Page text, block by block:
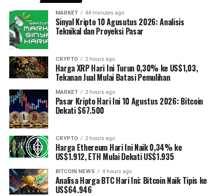
MARKET 44 minutes ago
Sinyal Kripto 10 Agusutus 2026: Analisis
Teknikal dan Proyeksi Pasar
CRYPTO 2 hours ago
Harga XRP Hari Ini Turun 0,30% ke US$1,03,
Tekanan Jual Mulai Batasi Pemulihan
MARKET 2 hours ago
Pasar Kripto Hari Ini 10 Agustus 2026: Bitcoin
Dekati $67.500
CRYPTO 2 hours ago
Harga Ethereum Hari Ini Naik 0,34% ke
US$1.912, ETH Mulai Dekati US$1.935
BITCOIN NEWS 4 hours ago
Analisa Harga BTC Hari Ini: Bitcoin Naik Tipis ke
US$64.946